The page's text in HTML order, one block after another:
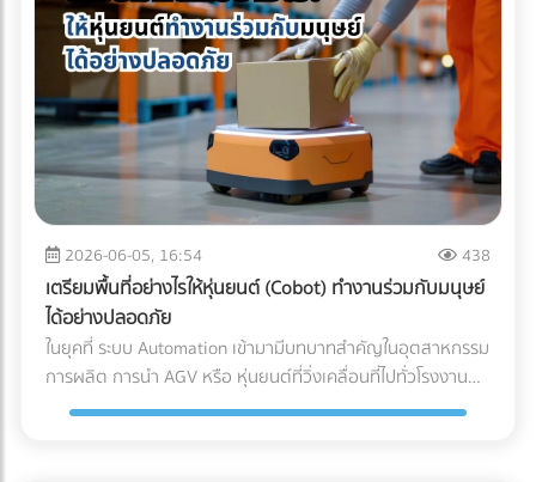
จะต่ำกว่า 15°C หรือในบางเกรดอาจติดลบ) 2. Transit (ระหว่าง
การเดินทาง): การขนส่งทางเรือ (Ocean Freight) จากญี่ปุ่นมา
ไทยใช้เวลาประมาณ 10-14 วัน หากใช้ตู้คอนเทนเนอร์ปกติ (Dry
Container) อุณหภูมิภายในตู้อาจพุ่งสูงถึง 50-60°C ในตอน
กลางวัน ซึ่งจะอบผงมัทฉะจนเสื่อมสภาพทั้งหมด ธุรกิจ B2B จึง
ต้องเลือกใช้ ตู้คอนเทนเนอร์ควบคุมอุณหภูมิ (Reefer
Container) ที่สามารถตั้งค่าอุณหภูมิให้คงที่ตลอดการเดินทาง
ฝ่ามหาสมุทร 3. Destination (ปลายทางที่ไทย): เมื่อสินค้าถึง
ท่าเรือประเทศไทย ความท้าทายคือ "อุณหภูมิภายนอกที่ร้อนจัด"
กระบวนการเคลียร์สินค้าทางศุลกากร (Customs Clearance)
ต้องทำอย่างรวดเร็ว และขนถ่ายสินค้าขึ้นรถบรรทุกห้องเย็น
(Refrigerated Truck) ทันที เพื่อนำไปจัดเก็บในคลังสินค้าปรับ
อากาศของโรงงาน รอการเบิกจ่ายเข้าสู่สายพานการผลิตต่อไป
ผลตอบแทนของการลงทุนใน Cold Chain สำหรับโรงงาน F&B
หลายองค์กรอาจมองว่าค่าใช้จ่ายในระบบ Cold Chain Logistics
ชัดเจน เช่น มีการอบรมสัมมนา หรือทำกิจกรรม CSR ที่เป็น
ประโยชน์ต่อสังคม เป็นสิทธิประโยชน์ที่พนักงานทุกคนเข้าถึงได้:
ต้องเป็นการจัดเลี้ยงหรือสวัสดิการที่ให้สิทธิพนักงานทุกคนอย่าง
เท่าเทียม ไม่เลือกปฏิบัติเฉพาะกลุ่ม มีหลักฐานการจ่ายเงินที่ถูก
ต้อง: ต้องมีใบกำกับภาษี/ใบเสร็จรับเงินที่ระบุชื่อบริษัทของคุณ
อย่างครบถ้วน 3 เทคนิคเช่ารถทัวร์เหมาคันให้ "ประหยัดงบ" และ
ถูกต้องตามกฎหมาย การประเมินจำนวนคนและประเภทรถ
(Capacity Planning): เลือกรถให้พอดีกับจำนวนคน เช่น
พนักงาน 20 คน ควรเลือกมินิบัสแทนรถบัสขนาด 40 ที่นั่ง เพื่อ
ลดค่าใช้จ่ายส่วนเกิน การคำนวณเส้นทางและจุดแวะพัก: วางแผน
เส้นทางให้ชัดเจนเพื่อหลีกเลี่ยงการวิ่งรถอ้อม ซึ่งจะช่วยลดต้นทุน
ค่าน้ำมันและค่าล่วงเวลา (OT) ของคนขับรถ เลือกบริษัทรถเช่าที่
จดทะเบียนนิติบุคคล: ข้อนี้สำคัญที่สุด! เพื่อให้สามารถออก ใบ
กำกับภาษีค่าเช่ารถ และทำเอกสารหัก ณ ที่จ่ายได้อย่างถูกต้อง
ตามกฎหมาย เช็กลิสต์เอกสารที่ HR และจัดซื้อต้องเตรียมให้ฝ่าย
2026-06-05, 16:54 438
เตรียมพื้นที่อย่างไรให้หุ่นยนต์ (Cobot) ทำงานร่วมกับมนุษย์
ได้อย่างปลอดภัย
ในยุคที่ ระบบ Automation เข้ามามีบทบาทสำคัญในอุตสาหกรรม
การผลิต การนำ AGV หรือ หุ่นยนต์ที่วิ่งเคลื่อนที่ไปทั่วโรงงาน
เข้ามาใช้งาน แต่คำถามที่วิศวกรและผู้จัดการโรงงานต้องตอบให้